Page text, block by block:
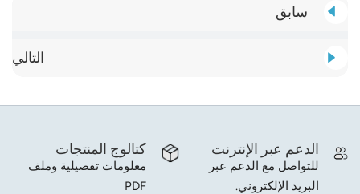
سابق
التالي
كتالوج المنتجات
معلومات تفصيلية وملف
PDF
الدعم عبر الإنترنت
للتواصل مع الدعم عبر
البريد الإلكتروني.